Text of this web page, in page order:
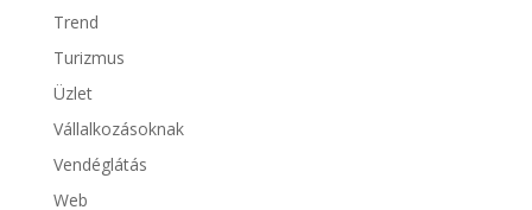
Trend
Turizmus
Üzlet
Vállalkozásoknak
Vendéglátás
Web